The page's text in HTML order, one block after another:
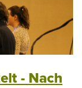
- Nach